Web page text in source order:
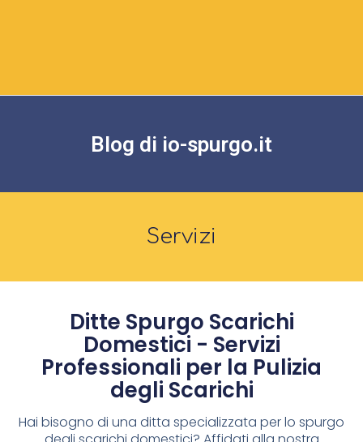
Blog di io-spurgo.it
Servizi
Ditte Spurgo Scarichi
Domestici - Servizi
Professionali per la Pulizia
degli Scarichi
Hai bisogno di una ditta specializzata per lo spurgo